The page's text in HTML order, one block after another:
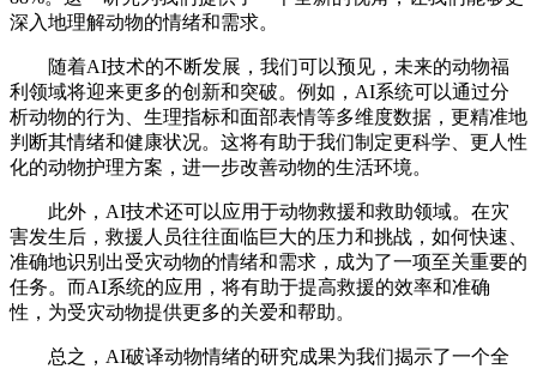
深入地理解动物的情绪和需求。
随着AI技术的不断发展，我们可以预见，未来的动物福
利领域将迎来更多的创新和突破。例如，AI系统可以通过分
析动物的行为、生理指标和面部表情等多维度数据，更精准地
判断其情绪和健康状况。这将有助于我们制定更科学、更人性
化的动物护理方案，进一步改善动物的生活环境。
此外，AI技术还可以应用于动物救援和救助领域。在灾
害发生后，救援人员往往面临巨大的压力和挑战，如何快速、
准确地识别出受灾动物的情绪和需求，成为了一项至关重要的
任务。而AI系统的应用，将有助于提高救援的效率和准确
性，为受灾动物提供更多的关爱和帮助。
总之，AI破译动物情绪的研究成果为我们揭示了一个全